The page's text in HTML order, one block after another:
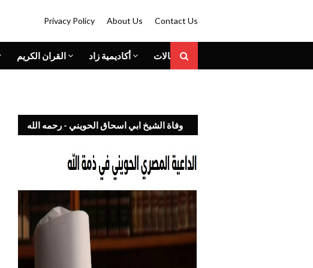
Privacy Policy About Us Contact Us
القران الكريم أكاديمية زاد المقالات
وفاة الشيخ ابي اسحاق الحويني - رحمه الله